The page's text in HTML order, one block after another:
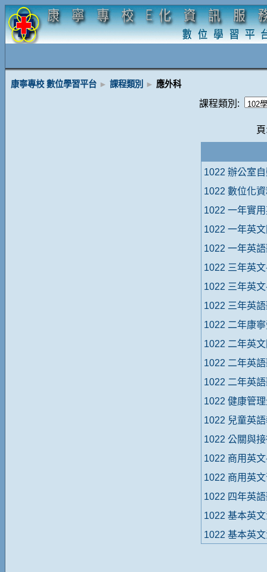
康寧專校 數位學習平台 ► 課程類別 ► 應外科
課程類別:
1022 辦公室
1022 數位化
1022 一年實
1022 一年英
1022 一年英
1022 三年英
1022 三年英
1022 三年英
1022 二年康
1022 二年英
1022 二年英
1022 二年英
1022 健康管
1022 兒童英
1022 公關與
1022 商用英
1022 商用英
1022 四年英
1022 基本英
1022 基本英